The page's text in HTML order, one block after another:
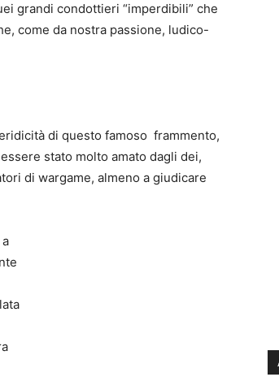
grandi condottieri “imperdibili” che
come da nostra passione, ludico-
di questo famoso frammento,
stato molto amato dagli dei,
di wargame, almeno a giudicare